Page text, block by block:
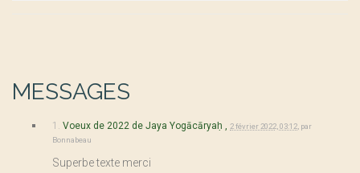
MESSAGES
1. Voeux de 2022 de Jaya Yogācāryaḥ , 2 février 2022, 03:12 par
Bonnabeau
Superbe texte merci